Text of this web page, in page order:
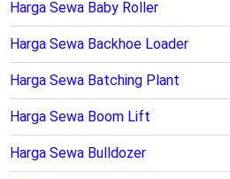
Harga Sewa Baby Roller
Harga Sewa Backhoe Loader
Harga Sewa Batching Plant
Harga Sewa Boom Lift
Harga Sewa Bulldozer